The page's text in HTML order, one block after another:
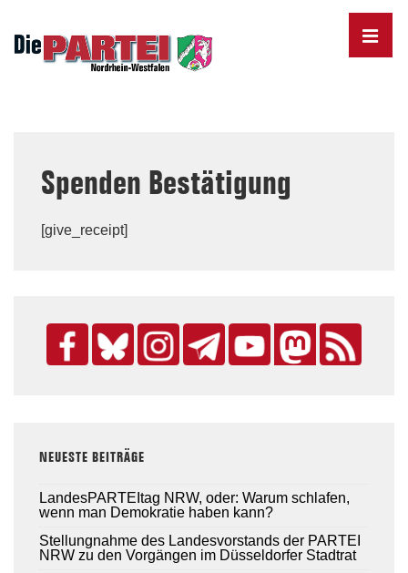
Skip
MENU
Spenden Bestätigung
[give_receipt]
NEUESTE BEITRÄGE
LandesPARTEItag NRW, oder: Warum schlafen,
wenn man Demokratie haben kann?
Stellungnahme des Landesvorstands der PARTEI
NRW zu den Vorgängen im Düsseldorfer Stadtrat